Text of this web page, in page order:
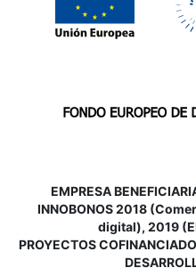
EMPRESA
INNOBONOS 2018
digital), 2019
PROYECTOS